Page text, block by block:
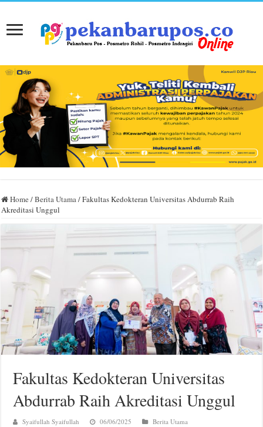
Home /Berita Utama/Fakultas Kedokteran Universitas Abdurrab Raih
Akreditasi Unggul
Fakultas Kedokteran Universitas
Abdurrab Raih Akreditasi Unggul
Syaifullah Syaifullah 06/06/2025 Berita Utama